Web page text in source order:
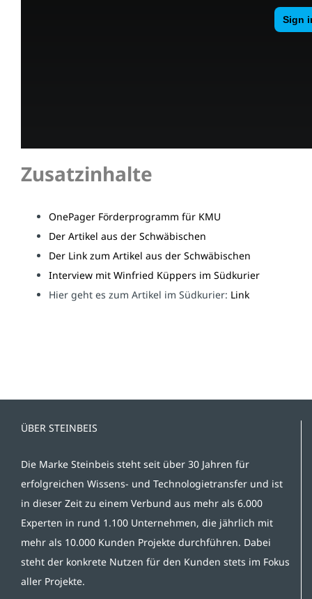
Zusatzinhalte
OnePager Förderprogramm für KMU
Der Artikel aus der Schwäbischen
Der Link zum Artikel aus der Schwäbischen
Interview mit Winfried Küppers im Südkurier
Hier geht es zum Artikel im Südkurier: Link
ÜBER STEINBEIS
Die Marke Steinbeis steht seit über 30 Jahren für
erfolgreichen Wissens- und Technologietransfer und ist
in dieser Zeit zu einem Verbund aus mehr als 6.000
Experten in rund 1.100 Unternehmen, die jährlich mit
mehr als 10.000 Kunden Projekte durchführen. Dabei
steht der konkrete Nutzen für den Kunden stets im Fokus
aller Projekte.